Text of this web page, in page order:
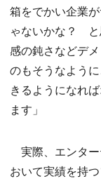
箱をでかい企業
ゃないかな？ と
感の鈍さなどデ
のもそうなよう
きるようになれ
ます」
実際、エンタ
おいて実績を持